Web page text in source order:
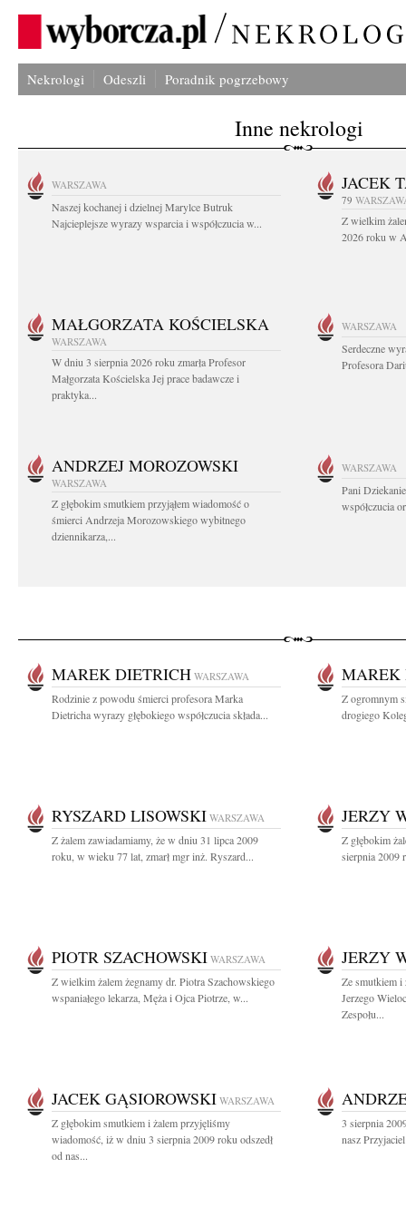
Nekrologi Odeszli Poradnik pogrzebowy
Inne nekrologi
WARSZAWA
Naszej kochanej i dzielnej Marylce Butruk
Najcieplejsze wyrazy wsparcia i współczucia w...
JACEK
79
Z wielkim
2026 roku w
MAŁGORZATA KOŚCIELSKA
WARSZAWA
W dniu 3 sierpnia 2026 roku zmarła Profesor
Małgorzata Kościelska Jej prace badawcze i
praktyka...
WARSZAWA
Serdeczne
Profesora
ANDRZEJ MOROZOWSKI
WARSZAWA
Z głębokim smutkiem przyjąłem wiadomość o
śmierci Andrzeja Morozowskiego wybitnego
dziennikarza,...
WARSZAWA
Pani
współczucia
MAREK DIETRICH WARSZAWA
Rodzinie z powodu śmierci profesora Marka
Dietricha wyrazy głębokiego współczucia składa...
MAREK
Z ogromnym
drogiego
RYSZARD LISOWSKI WARSZAWA
Z żalem zawiadamiamy, że w dniu 31 lipca 2009
roku, w wieku 77 lat, zmarł mgr inż. Ryszard...
JERZY
Z głębokim
sierpnia 2009
PIOTR SZACHOWSKI WARSZAWA
Z wielkim żalem żegnamy dr. Piotra Szachowskiego
wspaniałego lekarza, Męża i Ojca Piotrze, w...
JERZY
Ze smutkiem i
Jerzego
Zespołu...
JACEK GĄSIOROWSKI WARSZAWA
Z głębokim smutkiem i żalem przyjęliśmy
wiadomość, iż w dniu 3 sierpnia 2009 roku odszedł
od nas...
3 sierpnia
nasz